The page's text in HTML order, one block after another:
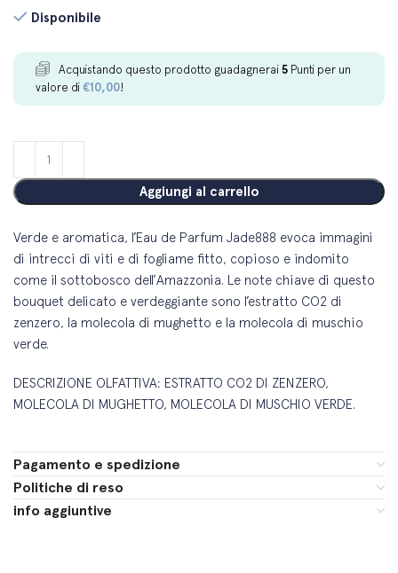
Disponibile
Acquistando questo prodotto guadagnerai5 Punti per un
valore di€10,00!
Aggiungi al carrello
Verde e aromatica, l’Eau de Parfum Jade888 evoca immagini
di intrecci di viti e di fogliame fitto, copioso e indomito
come il sottobosco dell’Amazzonia. Le note chiave di questo
bouquet delicato e verdeggiante sono l’estratto CO2 di
zenzero, la molecola di mughetto e la molecola di muschio
verde.
DESCRIZIONE OLFATTIVA: ESTRATTO CO2 DI ZENZERO,
MOLECOLA DI MUGHETTO, MOLECOLA DI MUSCHIO VERDE.
Pagamento e spedizione
Politiche di reso
info aggiuntive